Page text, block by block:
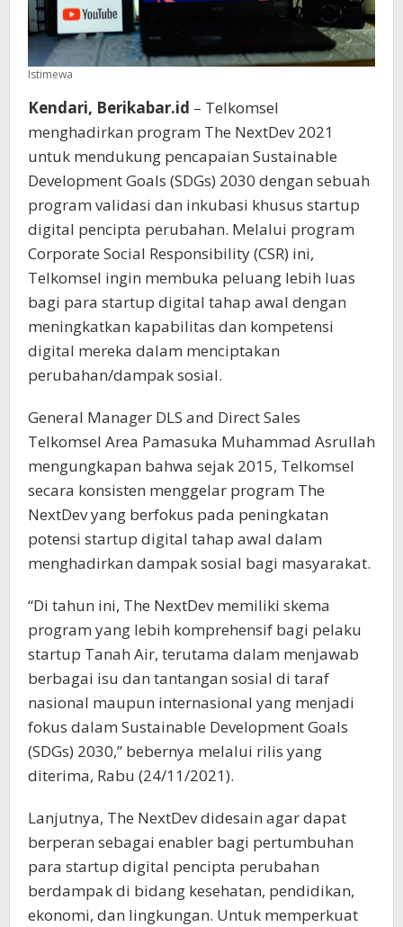
Istimewa
Kendari, Berikabar.id – Telkomsel
menghadirkan program The NextDev 2021
untuk mendukung pencapaian Sustainable
Development Goals (SDGs) 2030 dengan sebuah
program validasi dan inkubasi khusus startup
digital pencipta perubahan. Melalui program
Corporate Social Responsibility (CSR) ini,
Telkomsel ingin membuka peluang lebih luas
bagi para startup digital tahap awal dengan
meningkatkan kapabilitas dan kompetensi
digital mereka dalam menciptakan
perubahan/dampak sosial.
General Manager DLS and Direct Sales
Telkomsel Area Pamasuka Muhammad Asrullah
mengungkapan bahwa sejak 2015, Telkomsel
secara konsisten menggelar program The
NextDev yang berfokus pada peningkatan
potensi startup digital tahap awal dalam
menghadirkan dampak sosial bagi masyarakat.
“Di tahun ini, The NextDev memiliki skema
program yang lebih komprehensif bagi pelaku
startup Tanah Air, terutama dalam menjawab
berbagai isu dan tantangan sosial di taraf
nasional maupun internasional yang menjadi
fokus dalam Sustainable Development Goals
(SDGs) 2030,” bebernya melalui rilis yang
diterima, Rabu (24/11/2021).
Lanjutnya, The NextDev didesain agar dapat
berperan sebagai enabler bagi pertumbuhan
para startup digital pencipta perubahan
berdampak di bidang kesehatan, pendidikan,
ekonomi, dan lingkungan. Untuk memperkuat